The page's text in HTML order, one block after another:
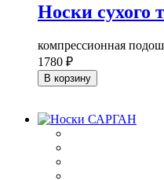
Носки сухого
компрессионная
1780 ₽
В корзину